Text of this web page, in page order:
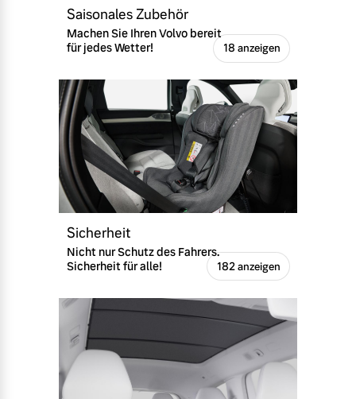
Saisonales Zubehör
Machen Sie Ihren Volvo bereit
für jedes Wetter!
18 anzeigen
Sicherheit
Nicht nur Schutz des Fahrers.
Sicherheit für alle!
182 anzeigen